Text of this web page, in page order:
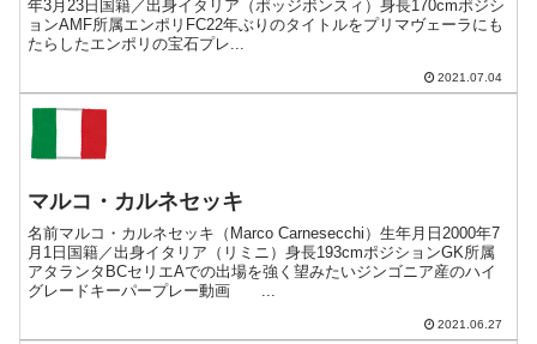
年3月23日国籍／出身イタリア（ポッジボンスィ）身長170cmポジシ
ョンAMF所属エンポリFC22年ぶりのタイトルをプリマヴェーラにも
たらしたエンポリの宝石プレ...
2021.07.04
マルコ・カルネセッキ
名前マルコ・カルネセッキ（Marco Carnesecchi）生年月日2000年7
月1日国籍／出身イタリア（リミニ）身長193cmポジションGK所属
アタランタBCセリエAでの出場を強く望みたいジンゴニア産のハイ
グレードキーパープレー動画 ...
2021.06.27